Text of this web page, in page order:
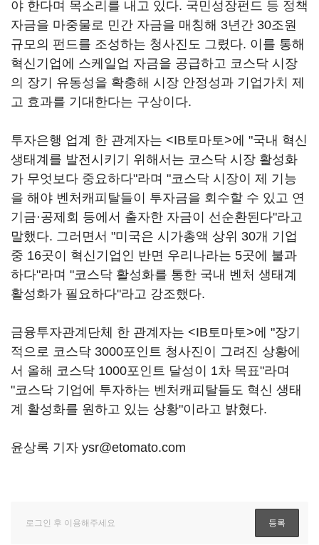
야 한다며 목소리를 내고 있다. 국민성장펀드 등 정책
자금을 마중물로 민간 자금을 매칭해 3년간 30조원
규모의 펀드를 조성하는 청사진도 그렸다. 이를 통해
혁신기업에 스케일업 자금을 공급하고 코스닥 시장
의 장기 유동성을 확충해 시장 안정성과 기업가치 제
고 효과를 기대한다는 구상이다.
투자은행 업계 한 관계자는 <IB토마토>에 "국내 혁신
생태계를 발전시키기 위해서는 코스닥 시장 활성화
가 무엇보다 중요하다"라며 "코스닥 시장이 제 기능
을 해야 벤처캐피탈들이 투자금을 회수할 수 있고 연
기금·공제회 등에서 출자한 자금이 선순환된다"라고
말했다. 그러면서 "미국은 시가총액 상위 30개 기업
중 16곳이 혁신기업인 반면 우리나라는 5곳에 불과
하다"라며 "코스닥 활성화를 통한 국내 벤처 생태계
활성화가 필요하다"라고 강조했다.
금융투자관계단체 한 관계자는 <IB토마토>에 "장기
적으로 코스닥 3000포인트 청사진이 그려진 상황에
서 올해 코스닥 1000포인트 달성이 1차 목표"라며
"코스닥 기업에 투자하는 벤처캐피탈들도 혁신 생태
계 활성화를 원하고 있는 상황"이라고 밝혔다.
윤상록 기자 ysr@etomato.com